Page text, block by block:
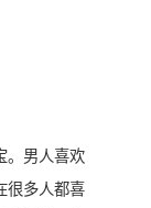
男人喜欢
很多人都喜